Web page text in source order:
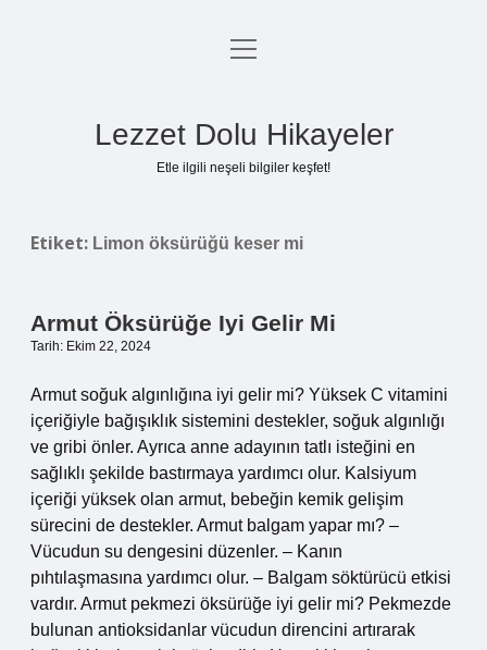
Anasayfa
menüyü
Lezzet Dolu Hikayeler
Etle ilgili neşeli bilgiler keşfet!
Etiket: Limon öksürüğü keser mi
Armut Öksürüğe Iyi Gelir Mi
Tarih: Ekim 22, 2024
Armut soğuk algınlığına iyi gelir mi? Yüksek C vitamini
içeriğiyle bağışıklık sistemini destekler, soğuk algınlığı
ve gribi önler. Ayrıca anne adayının tatlı isteğini en
sağlıklı şekilde bastırmaya yardımcı olur. Kalsiyum
içeriği yüksek olan armut, bebeğin kemik gelişim
sürecini de destekler. Armut balgam yapar mı? –
Vücudun su dengesini düzenler. – Kanın
pıhtılaşmasına yardımcı olur. – Balgam söktürücü etkisi
vardır. Armut pekmezi öksürüğe iyi gelir mi? Pekmezde
bulunan antioksidanlar vücudun direncini artırarak